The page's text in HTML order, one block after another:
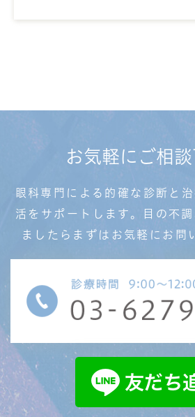
お気軽にご相
眼科専門による的確な診断と
活を サポートします。目の不
ましたら まずはお気軽にお問